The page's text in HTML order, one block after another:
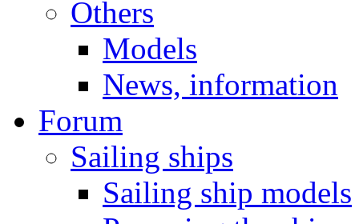
Others
Models
News, information
Forum
Sailing ships
Sailing ship models